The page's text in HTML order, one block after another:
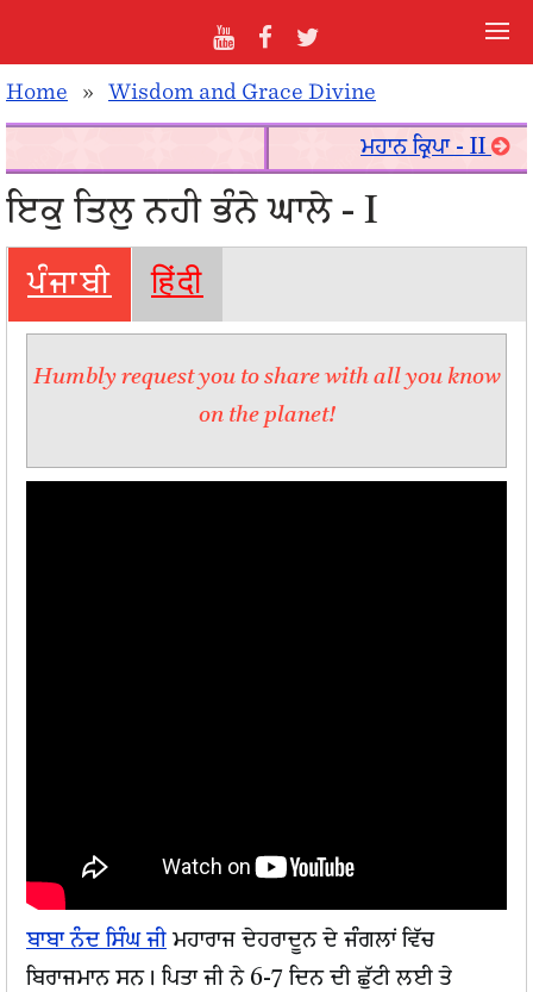
Home » Wisdom and Grace Divine
ਮਹਾਨ ਕ੍ਰਿਪਾ - II
ਇਕੁ ਤਿਲੁ ਨਹੀ ਭੰਨੇ ਘਾਲੇ - I
ਪੰਜਾਬੀ हिंदी
Humbly request you to share with all you know
on the planet!
ਬਾਬਾ ਨੰਦ ਸਿੰਘ ਜੀ ਮਹਾਰਾਜ ਦੇਹਰਾਦੂਨ ਦੇ ਜੰਗਲਾਂ ਵਿੱਚ
ਬਿਰਾਜਮਾਨ ਸਨ। ਪਿਤਾ ਜੀ ਨੇ 6-7 ਦਿਨ ਦੀ ਛੁੱਟੀ ਲਈ ਤੇ